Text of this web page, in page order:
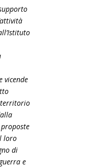
vicende
territorio
loro
di
e